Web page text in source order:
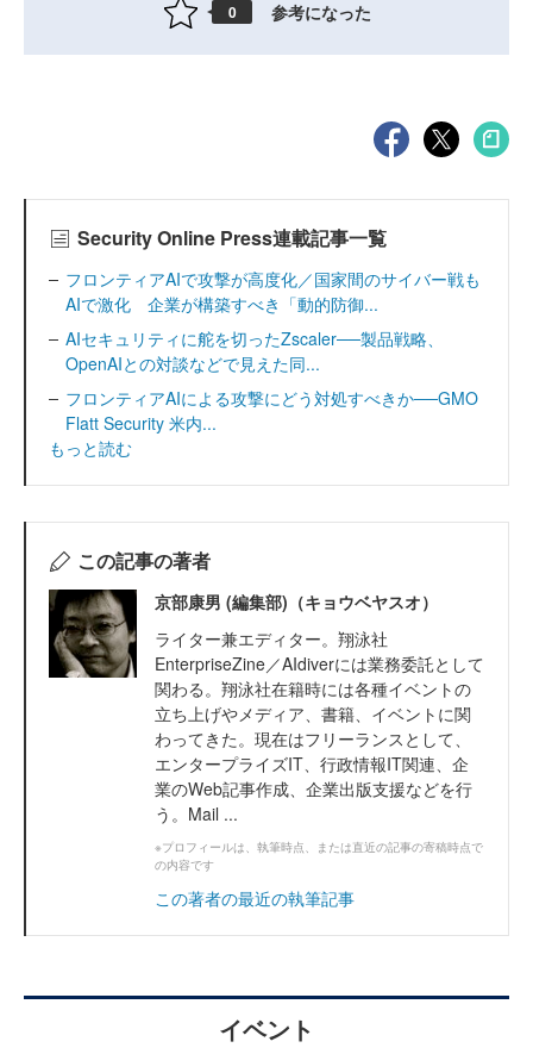
0 参考になった
Security Online Press連載記事一覧
フロンティアAIで攻撃が高度化／国家間のサイバー戦も
AIで激化 企業が構築すべき「動的防御...
AIセキュリティに舵を切ったZscaler──製品戦略、
OpenAIとの対談などで見えた同...
フロンティアAIによる攻撃にどう対処すべきか──GMO
Flatt Security 米内...
もっと読む
この記事の著者
京部康男 (編集部)（キョウベヤスオ）
ライター兼エディター。翔泳社
EnterpriseZine／AIdiverには業務委託として
関わる。翔泳社在籍時には各種イベントの
立ち上げやメディア、書籍、イベントに関
わってきた。現在はフリーランスとして、
エンタープライズIT、行政情報IT関連、企
業のWeb記事作成、企業出版支援などを行
う。Mail ...
※プロフィールは、執筆時点、または直近の記事の寄稿時点で
の内容です
この著者の最近の執筆記事
イベント